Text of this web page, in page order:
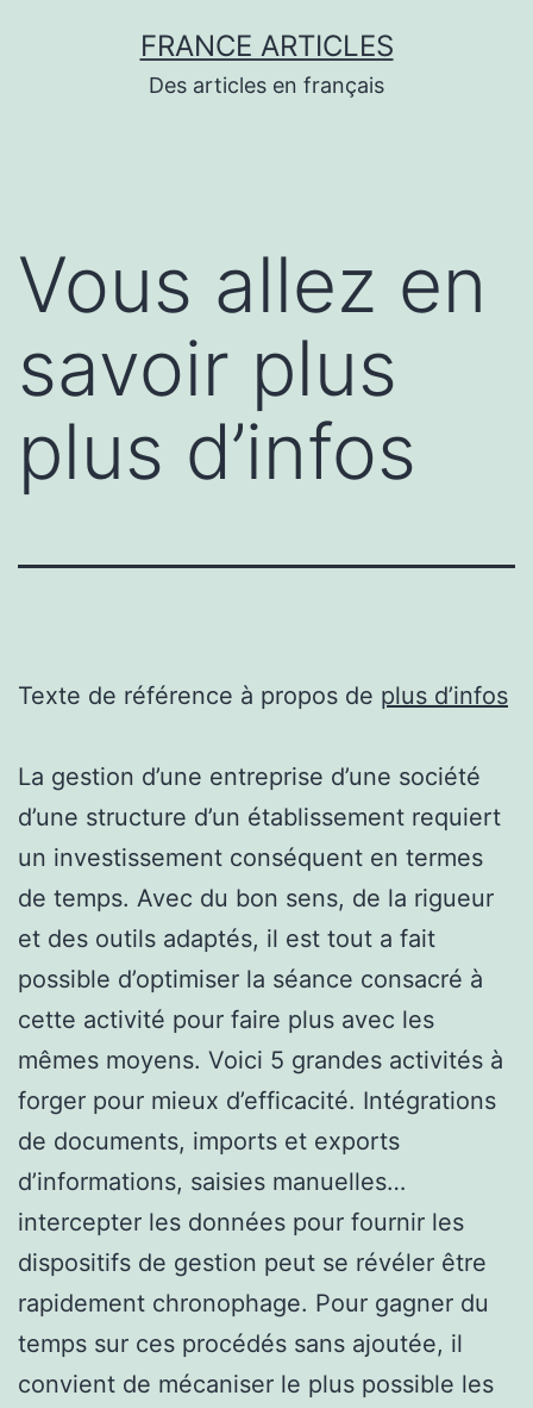
FRANCE ARTICLES
Des articles en français
Vous allez en
savoir plus
plus d’infos
Texte de référence à propos de plus d’infos
La gestion d’une entreprise d’une société
d’une structure d’un établissement requiert
un investissement conséquent en termes
de temps. Avec du bon sens, de la rigueur
et des outils adaptés, il est tout a fait
possible d’optimiser la séance consacré à
cette activité pour faire plus avec les
mêmes moyens. Voici 5 grandes activités à
forger pour mieux d’efficacité. Intégrations
de documents, imports et exports
d’informations, saisies manuelles…
intercepter les données pour fournir les
dispositifs de gestion peut se révéler être
rapidement chronophage. Pour gagner du
temps sur ces procédés sans ajoutée, il
convient de mécaniser le plus possible les